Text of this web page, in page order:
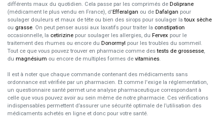
différents maux du quotidien. Cela passe par les comprimés de Doliprane
(médicament le plus vendu en France), d'Efferalgan ou de Dafalgan pour
soulager douleurs et maux de tête ou bien des sirops pour soulager latoux sèche
ou grasse. On peut penser aussi aux laxatifs pour traiter la constipation
occasionnelle, la cetirizine pour soulager les allergies, du Fervex pour le
traitement des rhumes ou encore du Donormyl pour les troubles du sommeil.
Tout ce que vous pouvez trouver en pharmacie comme destests de grossesse,
du magnésium ou encore de multiples formes de vitamines.
Il est à noter que chaque commande contenant des médicaments sans
ordonnance est vérifiée par un pharmacien. Et comme l'exige la réglementation,
un questionnaire santé permet une analyse pharmaceutique correspondant à
celle que vous pouvez avoir au sein même de notre pharmacie. Ces vérifications
indispensables permettent d’assurer une sécurité optimale de l’utilisation des
médicaments achetés en ligne et donc pour votre santé.